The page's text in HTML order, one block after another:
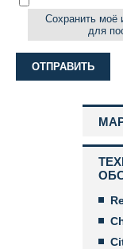
Сохранить моё
для